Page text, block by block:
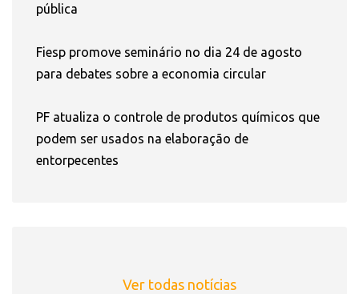
pública
Fiesp promove seminário no dia 24 de agosto
para debates sobre a economia circular
PF atualiza o controle de produtos químicos que
podem ser usados na elaboração de
entorpecentes
Ver todas notícias